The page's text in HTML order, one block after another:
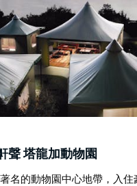
聲 塔龍加動物園
名的動物園中心地帶，入住